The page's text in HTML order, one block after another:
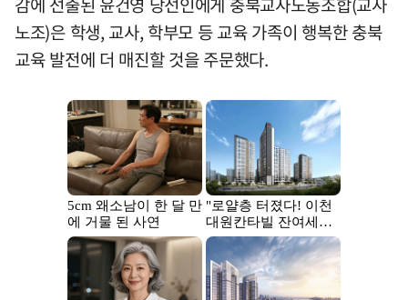
노조)은 학생, 교사, 학부모 등 교육 가족이 행복한 충북
교육 발전에 더 매진할 것을 주문했다.